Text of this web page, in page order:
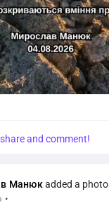
and comment!
Манюкadded a photo
·